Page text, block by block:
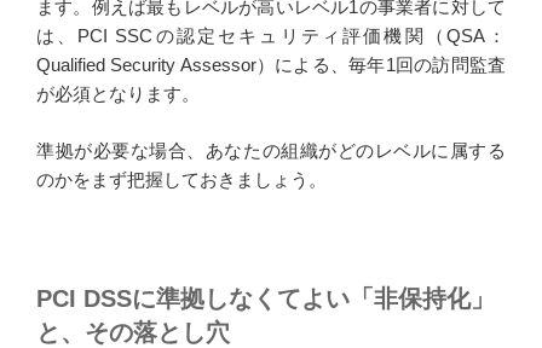
ます。例えば最もレベルが高いレベル1の事業者に対して
は、PCI SSCの認定セキュリティ評価機関（QSA：
Qualified Security Assessor）による、毎年1回の訪問監査
が必須となります。
準拠が必要な場合、あなたの組織がどのレベルに属する
のかをまず把握しておきましょう。
PCI DSSに準拠しなくてよい「非保持化」
と、その落とし穴